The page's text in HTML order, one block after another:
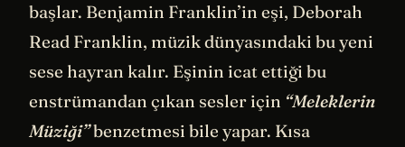
başlar. Benjamin Franklin’in eşi, Deborah
Read Franklin, müzik dünyasındaki bu yeni
sese hayran kalır. Eşinin icat ettiği bu
enstrümandan çıkan sesler için “Meleklerin
Müziği”benzetmesi bile yapar. Kısa